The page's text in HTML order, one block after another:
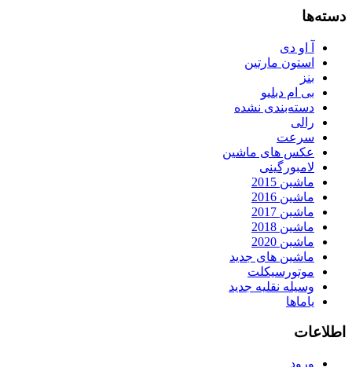
دسته‌ها
آ او دی
استون مارتین
بنز
بی ام دبلیو
دسته‌بندی نشده
رالی
سرعت
عکس های ماشین
لامبورگینی
ماشین 2015
ماشین 2016
ماشین 2017
ماشین 2018
ماشین 2020
ماشین های جدید
موتورسیکلت
وسیله نقلیه جدید
یاماها
اطلاعات
ورود